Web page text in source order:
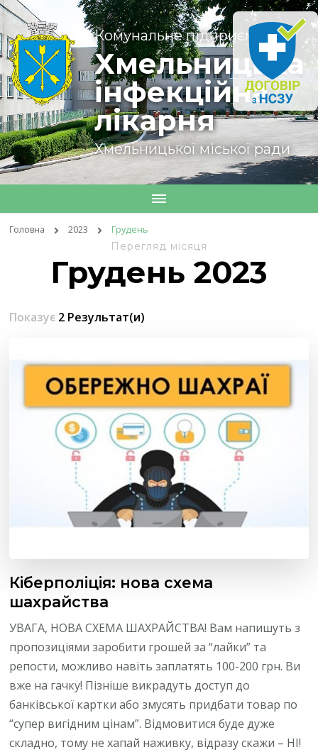
Комунальне підприємство
Хмельницька
інфекційна
лікарня
Хмельницької міської ради
Головна 2023 Грудень
Перегляд місяця
Грудень 2023
Показує 2 Результат(и)
Кіберполіція: нова схема
шахрайства
УВАГА, НОВА СХЕМА ШАХРАЙСТВА! Вам напишуть з
пропозиціями заробити грошей за “лайки” та
репости, можливо навіть заплатять 100-200 грн. Ви
вже на гачку! Пізніше викрадуть доступ до
банківської картки або змусять придбати товар по
“супер вигідним цінам”. Відмовитися буде дуже
складно, тому не хапай наживку, відразу скажи – НІ!